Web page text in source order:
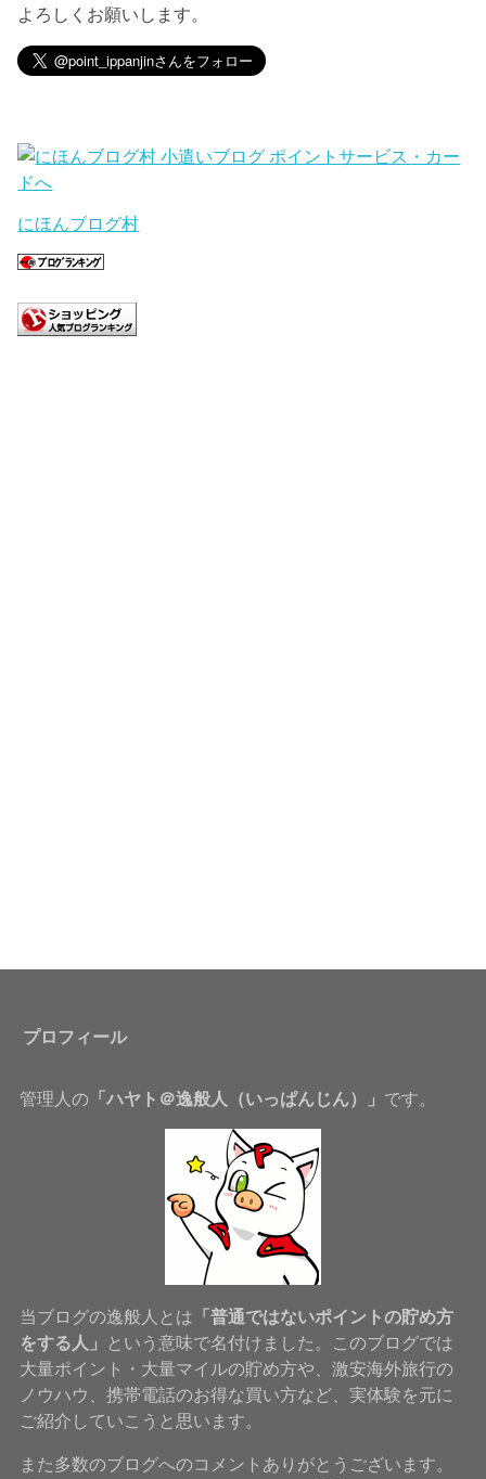
よろしくお願いします。
にほんブログ村
プロフィール
管理人の「ハヤト＠逸般人（いっぱんじん）」 です。
当ブログの逸般人とは 「普通ではないポイントの貯め方
をする人」
という意味で名付けました。このブログでは
大量ポイント・大量マイルの貯め方や、激安海外旅行の
ノウハウ、携帯電話のお得な買い方など、実体験を元に
ご紹介していこうと思います。
また多数のブログへのコメントありがとうございます。